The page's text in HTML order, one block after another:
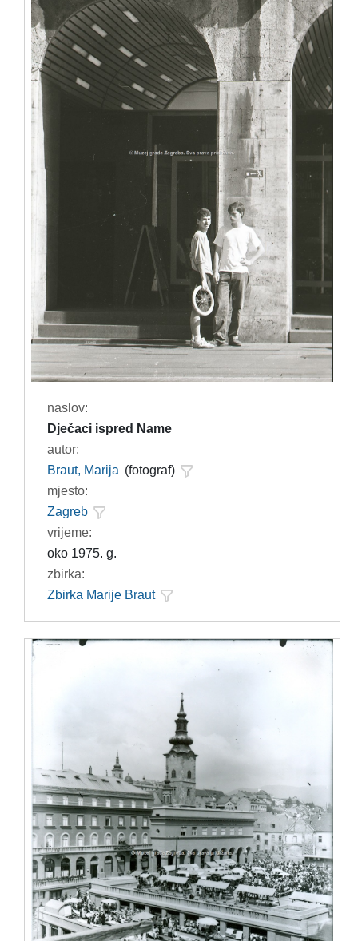
naslov:
Dječaci ispred Name
autor:
Braut, Marija (fotograf)
mjesto:
Zagreb
vrijeme:
oko 1975. g.
zbirka:
Zbirka Marije Braut